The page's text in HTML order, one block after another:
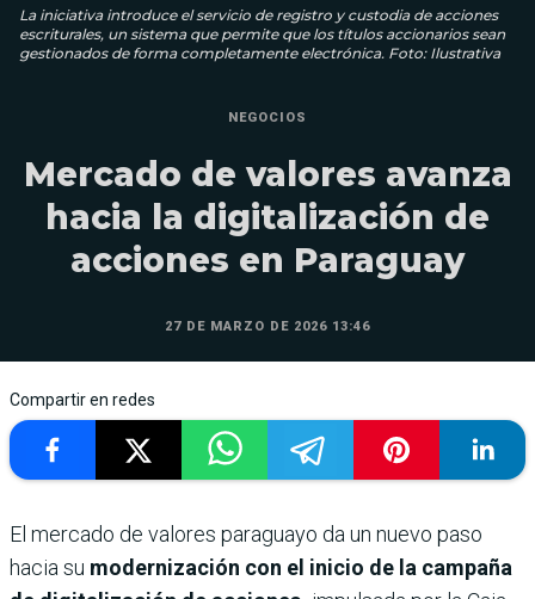
La iniciativa introduce el servicio de registro y custodia de acciones
escriturales, un sistema que permite que los títulos accionarios sean
gestionados de forma completamente electrónica. Foto: Ilustrativa
NEGOCIOS
Mercado de valores avanza
hacia la digitalización de
acciones en Paraguay
27 DE MARZO DE 2026 13:46
Compartir en redes
El mercado de valores paraguayo da un nuevo paso
hacia su modernización con el inicio de la campaña